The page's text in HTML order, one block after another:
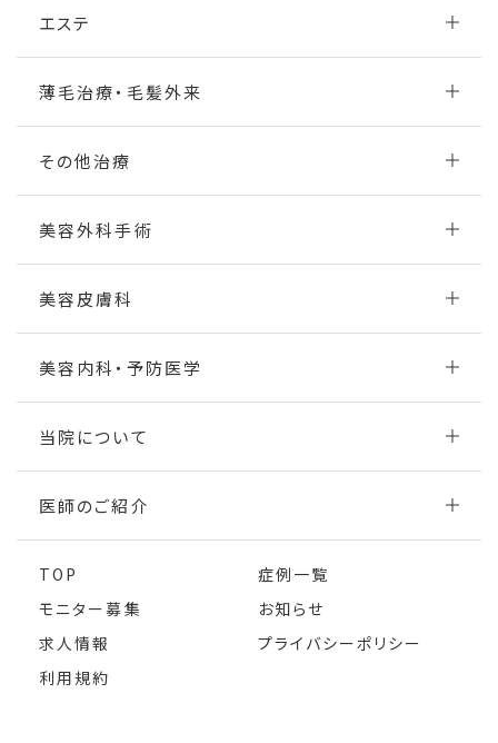
エステ
薄毛治療・毛髪外来
その他治療
美容外科手術
美容皮膚科
美容内科・予防医学
当院について
医師のご紹介
TOP
症例一覧
モニター募集
お知らせ
求人情報
プライバシーポリシー
利用規約